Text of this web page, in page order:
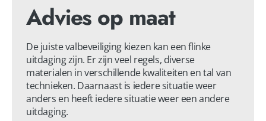
Advies op maat
De juiste valbeveiliging kiezen kan een flinke
uitdaging zijn. Er zijn veel regels, diverse
materialen in verschillende kwaliteiten en tal van
technieken. Daarnaast is iedere situatie weer
anders en heeft iedere situatie weer een andere
uitdaging.